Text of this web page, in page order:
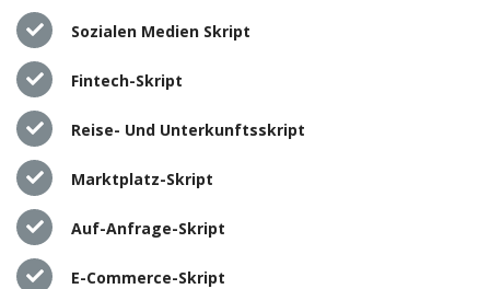
Sozialen Medien Skript
Fintech-Skript
Reise- Und Unterkunftsskript
Marktplatz-Skript
Auf-Anfrage-Skript
E-Commerce-Skript